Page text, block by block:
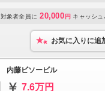
対象者全員に 20,000 円 キャッシュ
お気に入りに追
内藤ビソービル
7.6万円